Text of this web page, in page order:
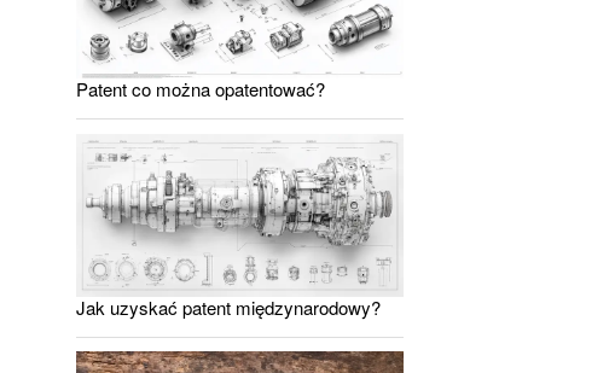
Patent co można opatentować?
Jak uzyskać patent międzynarodowy?